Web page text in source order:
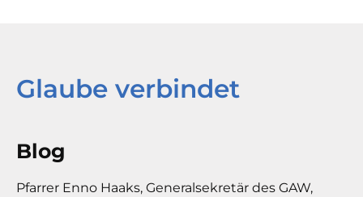
Glaube verbindet
Blog
Pfarrer Enno Haaks, Generalsekretär des GAW,